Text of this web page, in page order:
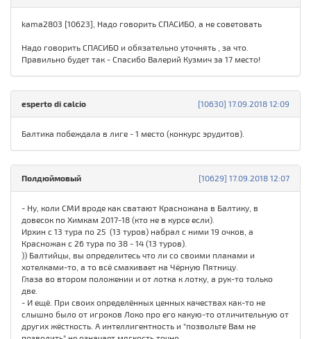
kama2803 [10623], Надо говорить СПАСИБО, а не советовать
Надо говорить СПАСИБО и обязательно уточнять , за что.
Правильно будет так - Спасибо Валерий Кузмич за 17 место!
[10630] 17.09.2018 12:09
esperto di calcio
Балтика побеждала в лиге - 1 место (конкурс эрудитов).
[10629] 17.09.2018 12:07
Полдюймовый
- Ну, коли СМИ вроде как сватают Красножана в Балтику, в
довесок по Химкам 2017-18 (кто не в курсе если).
Ирхин с 13 тура по 25 (13 туров) набрал с ними 19 очков, а
Красножан с 26 тура по 38 - 14 (13 туров).
)) Балтийцы, вы определитесь что ли со своими планами и
хотелками-то, а то всё смахивает на Чёрную Пятницу.
Глаза во втором положении и от лотка к лотку, а рук-то только
две.
- И ещё. При своих определённых ценных качествах как-то не
слышно было от игроков Локо про его какую-то отличительную от
других жёсткость. А интеллигентность и "позвольте Вам не